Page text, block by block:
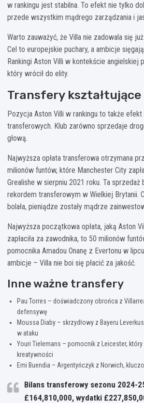
w rankingu jest stabilna. To efekt nie tylko
przede wszystkim mądrego zarządzania i
Warto zauważyć, że Villa nie zadowala się
Cel to europejskie puchary, a ambicje
Rankingi Aston Villi w kontekście angielskiej
który wrócił do elity.
Transfery
Pozycja Aston Villi w rankingu to także
transferowych. Klub zarówno sprzedaje
głową.
Najwyższa opłata transferowa otrzymana
milionów funtów, które Manchester City
Grealishe w sierpniu 2021 roku. Ta sprzedaż
rekordem transferowym w Wielkiej Brytanii.
bolała, pieniądze zostały mądrze
Najwyższa początkowa opłata, jaką Aston
zapłaciła za zawodnika, to 50 milionów
pomocnika Amadou Onanę z Evertonu w
ambicje – Villa nie boi się płacić za jakość.
Inne ważne transfery
Pau Torres – doświadczony obrońca z
defensywę
Moussa Diaby – skrzydłowy z Bayeru
w ataku
Youri Tielemans – pomocnik z Leicester, który
kreatywności
Emi Buendia – Argentyńczyk z Norwich,
Bilans transferowy sezonu 2024-
£164,810,000, wydatki